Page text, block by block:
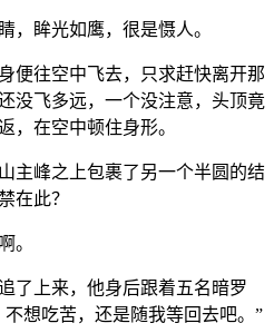
，眸光如鹰，很是慑人。
便往空中飞去，只求赶快离开那
没飞多远，一个没注意，头顶竟
，在空中顿住身形。
主峰之上包裹了另一个半圆的结
在此？
。
了上来，他身后跟着五名暗罗
想吃苦，还是随我等回去吧。”